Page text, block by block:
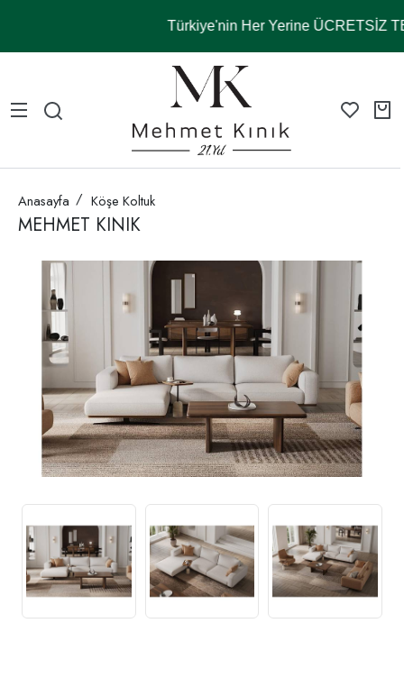
Türkiye'nin Her Yerine ÜCRETSİZ
Anasayfa Köşe Koltuk
MEHMET KINIK